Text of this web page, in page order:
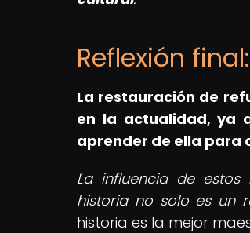
Reflexión
La restauración de
en la actualidad, ya
aprender de ella para
La influencia de estos
historia no solo es un
historia es la mejor